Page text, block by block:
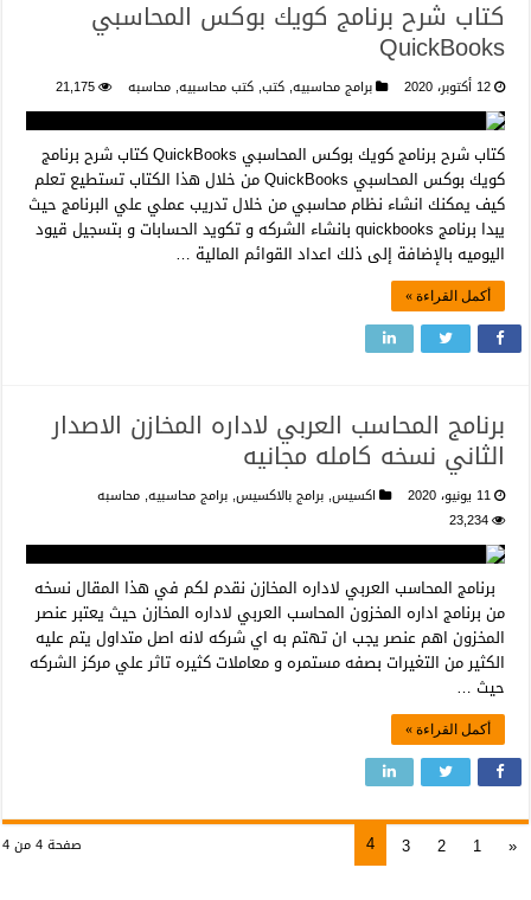
كتاب شرح برنامج كويك بوكس المحاسبي
QuickBooks
12 أكتوبر، 2020 برامج محاسبيه, كتب, كتب محاسبيه, محاسبه 21,175
كتاب شرح برنامج كويك بوكس المحاسبي QuickBooks كتاب شرح برنامج
كويك بوكس المحاسبي QuickBooks من خلال هذا الكتاب تستطيع تعلم
كيف يمكنك انشاء نظام محاسبي من خلال تدريب عملي علي البرنامج حيث
يبدا برنامج quickbooks بانشاء الشركه و تكويد الحسابات و بتسجيل قيود
اليوميه بالإضافة إلى ذلك اعداد القوائم المالية …
أكمل القراءة »
برنامج المحاسب العربي لاداره المخازن الاصدار
الثاني نسخه كامله مجانيه
11 يونيو، 2020 اكسيس, برامج بالاكسيس, برامج محاسبيه, محاسبه
23,234
برنامج المحاسب العربي لاداره المخازن نقدم لكم في هذا المقال نسخه
من برنامج اداره المخزون المحاسب العربي لاداره المخازن حيث يعتبر عنصر
المخزون اهم عنصر يجب ان تهتم به اي شركه لانه اصل متداول يتم عليه
الكثير من التغيرات بصفه مستمره و معاملات كثيره تاثر علي مركز الشركه
حيث …
أكمل القراءة »
صفحة 4 من 4 «
1
2
3
4